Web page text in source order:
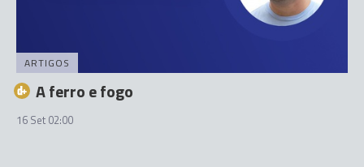
ARTIGOS
A ferro e fogo
16 Set 02:00